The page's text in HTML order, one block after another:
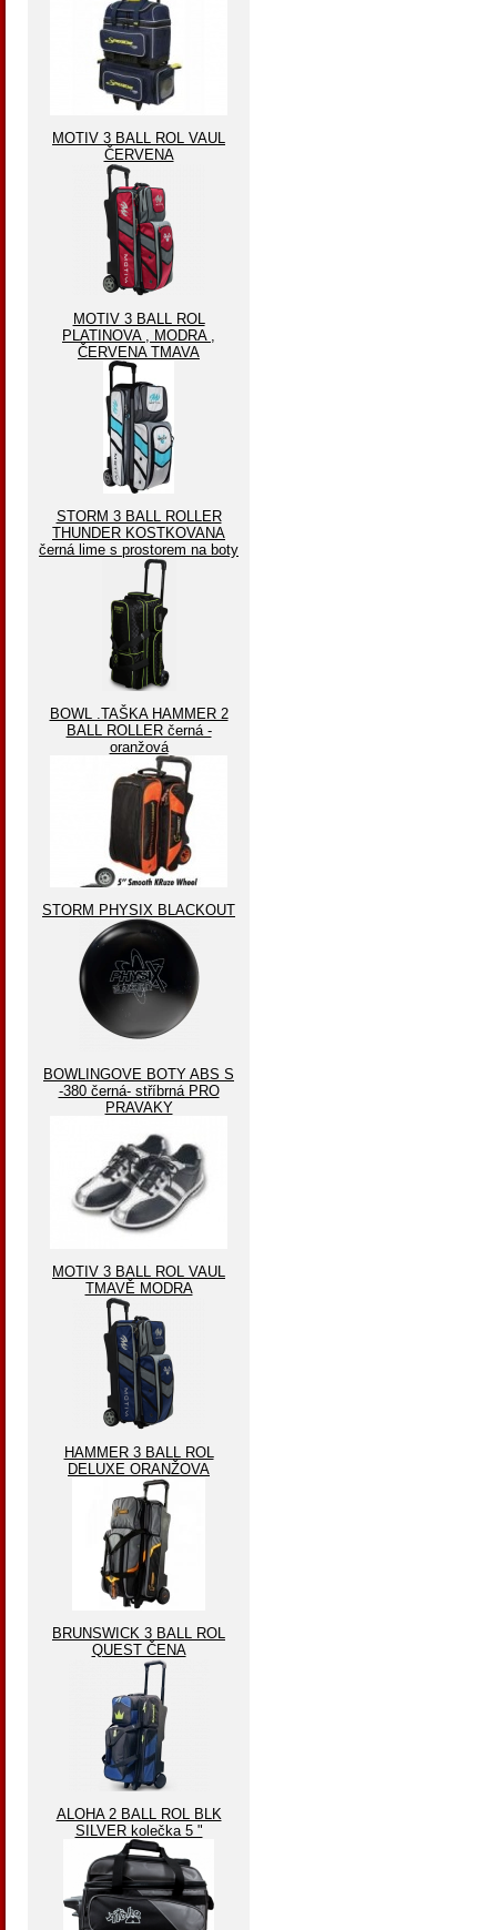
MOTIV 3 BALL ROL VAUL
ČERVENA
MOTIV 3 BALL ROL
PLATINOVA , MODRA ,
ČERVENA TMAVA
STORM 3 BALL ROLLER
THUNDER KOSTKOVANA
černá lime s prostorem na boty
BOWL .TAŠKA HAMMER 2
BALL ROLLER černá -
oranžová
STORM PHYSIX BLACKOUT
BOWLINGOVE BOTY ABS S
-380 černá- stříbrná PRO
PRAVAKY
MOTIV 3 BALL ROL VAUL
TMAVĚ MODRA
HAMMER 3 BALL ROL
DELUXE ORANŽOVA
BRUNSWICK 3 BALL ROL
QUEST ČENA
ALOHA 2 BALL ROL BLK
SILVER kolečka 5 "